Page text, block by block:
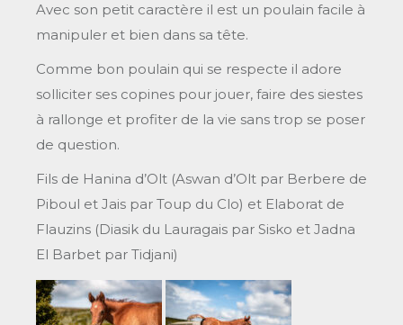
Avec son petit caractère il est un poulain facile à
manipuler et bien dans sa tête.
Comme bon poulain qui se respecte il adore
solliciter ses copines pour jouer, faire des siestes
à rallonge et profiter de la vie sans trop se poser
de question.
Fils de Hanina d’Olt (Aswan d’Olt par Berbere de
Piboul et Jais par Toup du Clo) et Elaborat de
Flauzins (Diasik du Lauragais par Sisko et Jadna
El Barbet par Tidjani)